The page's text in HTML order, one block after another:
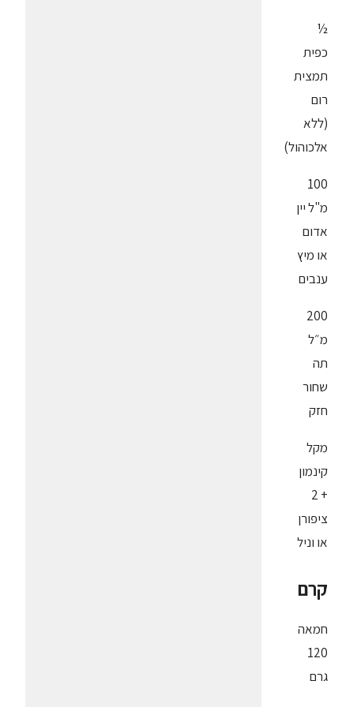
½
כפית
תמצית
רום
(ללא
אלכוהול)
100
מ"ל יין
אדום
או מיץ
ענבים
200
מ״ל
תה
שחור
חזק
מקל
קינמון
+ 2
ציפורן
או וניל
קרם
חמאה
120
גרם